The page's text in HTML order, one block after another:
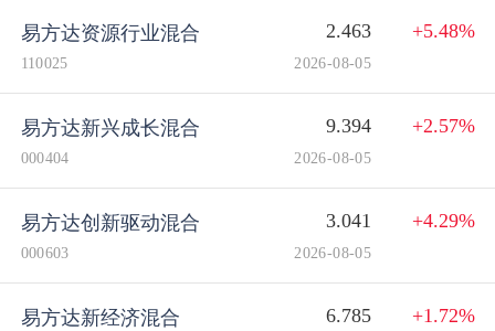
易方达资源行业混合 2.463 +5.48%
110025 2026-08-05
易方达新兴成长混合 9.394 +2.57%
000404 2026-08-05
易方达创新驱动混合 3.041 +4.29%
000603 2026-08-05
易方达新经济混合 6.785 +1.72%